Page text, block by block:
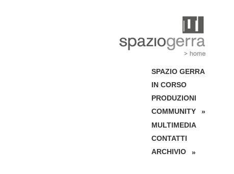
SPAZIO GERRA
IN CORSO
PRODUZIONI
COMMUNITY
»
MULTIMEDIA
CONTATTI
ARCHIVIO
»